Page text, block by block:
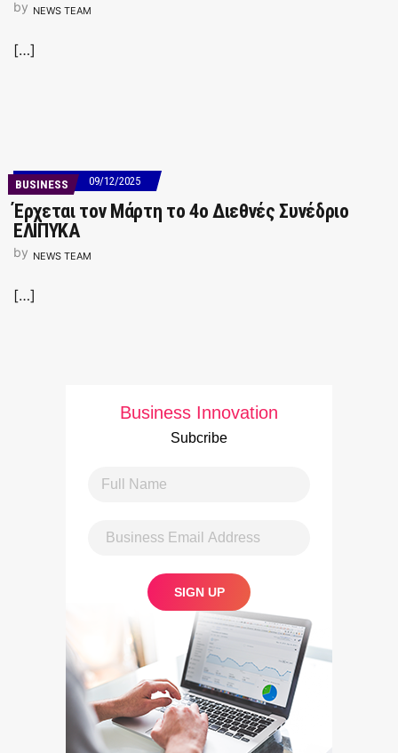
by NEWS TEAM
[…]
BUSINESS 09/12/2025
Έρχεται τον Μάρτη το 4ο Διεθνές Συνέδριο
ΕΛΙΠΥΚΑ
by NEWS TEAM
[…]
Business Innovation
Subcribe